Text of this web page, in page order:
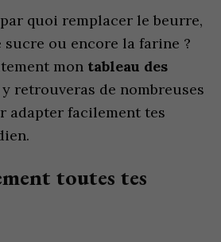
quoi remplacer le beurre,
ou encore la farine ?
mon tableau des
y retrouveras de nombreuses
adapter facilement tes
toutes tes